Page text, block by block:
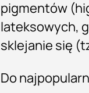
pigmentów
lateksowych,
sklejanie się
Do